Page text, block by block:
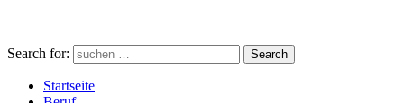
Search for: Search
Startseite